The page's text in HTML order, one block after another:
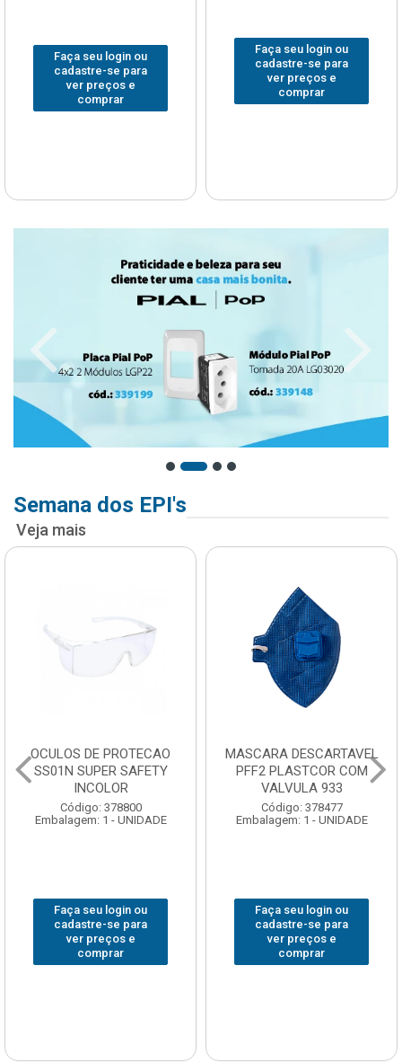
Faça seu login ou
cadastre-se para
ver preços e
comprar
Faça seu login ou
cadastre-se para
ver preços e
comprar
Semana dos EPI's
Veja mais
OCULOS DE PROTECAO
SS01N SUPER SAFETY
INCOLOR
Código: 378800
Embalagem: 1 - UNIDADE
Faça seu login ou
cadastre-se para
ver preços e
comprar
MASCARA DESCARTAVEL
PFF2 PLASTCOR COM
VALVULA 933
Código: 378477
Embalagem: 1 - UNIDADE
Faça seu login ou
cadastre-se para
ver preços e
comprar